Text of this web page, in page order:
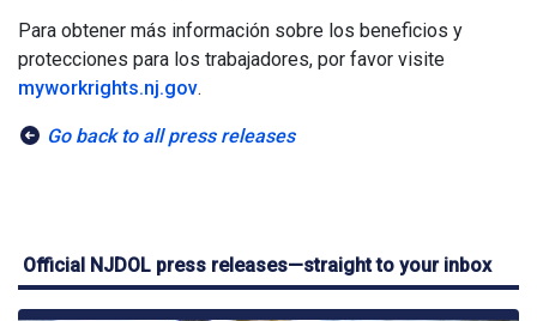
Para obtener más información sobre los beneficios y
protecciones para los trabajadores, por favor visite
myworkrights.nj.gov.
Go back to all press releases
Official NJDOL press releases—straight to your inbox